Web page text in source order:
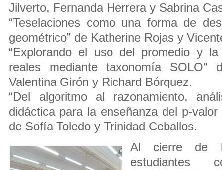
Jilverto, Fernanda Herrera y Sabrina
“Teselaciones como una forma de
geométrico” de Katherine Rojas y
“Explorando el uso del promedio y
reales mediante taxonomía SOLO”
Valentina Girón y Richard Bórquez.
“Del algoritmo al razonamiento,
didáctica para la enseñanza del p-valor
de Sofía Toledo y Trinidad Ceballos.
Al cierre de
estudiantes